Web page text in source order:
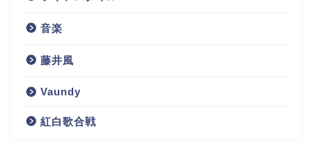
音楽
藤井風
Vaundy
紅白歌合戦